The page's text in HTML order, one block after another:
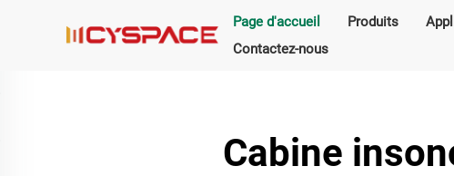
Page d'accueil Produits
Contactez-nous
Cabine